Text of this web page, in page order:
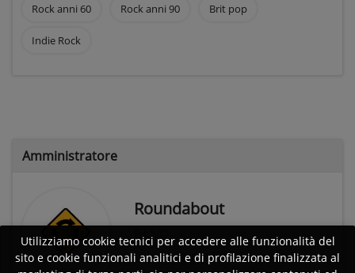
Rock anni 60 Rock anni 90 Brit pop
Indie Rock
Amministratore
Roundabout
BAND
Sabbio Chiese (BS)
Utilizziamo cookie tecnici per accedere alle funzionalità del
sito e cookie funzionali analitici e di profilazione finalizzata al